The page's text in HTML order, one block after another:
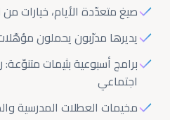
صيغ متعدّدة الأيام، خيارات
يديرها مدرّبون يحملون
برامج أسبوعية بثيمات
اجتماعي
مخيمات العطلات المدرسية